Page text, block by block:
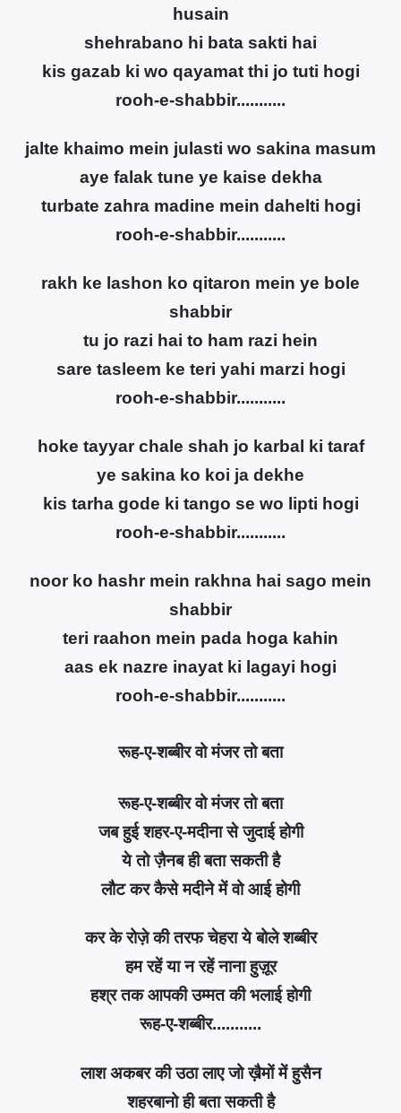
husain
shehrabano hi bata sakti hai
kis gazab ki wo qayamat thi jo tuti hogi
rooh-e-shabbir...........
jalte khaimo mein julasti wo sakina masum
aye falak tune ye kaise dekha
turbate zahra madine mein dahelti hogi
rooh-e-shabbir...........
rakh ke lashon ko qitaron mein ye bole
shabbir
tu jo razi hai to ham razi hein
sare tasleem ke teri yahi marzi hogi
rooh-e-shabbir...........
hoke tayyar chale shah jo karbal ki taraf
ye sakina ko koi ja dekhe
kis tarha gode ki tango se wo lipti hogi
rooh-e-shabbir...........
noor ko hashr mein rakhna hai sago mein
shabbir
teri raahon mein pada hoga kahin
aas ek nazre inayat ki lagayi hogi
rooh-e-shabbir...........
रूह-ए-शब्बीर वो मंजर तो बता
रूह-ए-शब्बीर वो मंजर तो बता
जब हुई शहर-ए-मदीना से जुदाई होगी
ये तो ज़ैनब ही बता सकती है
लौट कर कैसे मदीने में वो आई होगी
कर के रोज़े की तरफ चेहरा ये बोले शब्बीर
हम रहें या न रहें नाना हुज़ूर
हश्र तक आपकी उम्मत की भलाई होगी
रूह-ए-शब्बीर...........
लाश अकबर की उठा लाए जो ख़ैमों में हुसैन
शहरबानो ही बता सकती है